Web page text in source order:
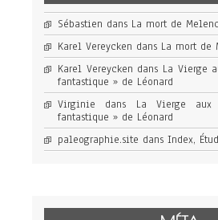
Sébastien dans La mort de
Karel Vereycken dans La mort de
Karel Vereycken dans La Vierge
fantastique » de Léonard
Virginie dans La Vierge aux
fantastique » de Léonard
paleographie.site dans Index,